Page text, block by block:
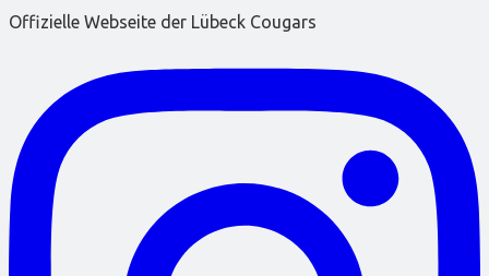
Offizielle Webseite der Lübeck Cougars